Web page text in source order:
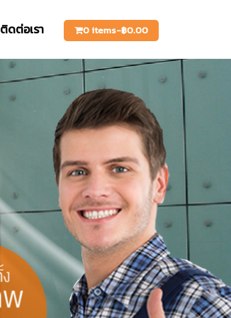
ติดต่อเรา 0 items-฿0.00